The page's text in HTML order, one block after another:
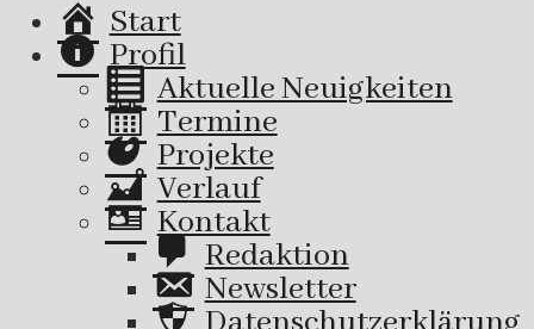
Start
Profil
Aktuelle Neuigkeiten
Termine
Projekte
Verlauf
Kontakt
Redaktion
Newsletter